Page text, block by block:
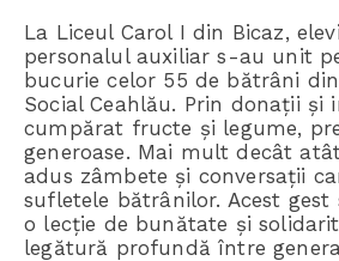
La Liceul Carol I din Bicaz,
personalul auxiliar s-au unit
bucurie celor 55 de bătrâni
Social Ceahlău. Prin donații și
cumpărat fructe și legume,
generoase. Mai mult decât
adus zâmbete și conversații
sufletele bătrânilor. Acest
o lecție de bunătate și
legătură profundă între